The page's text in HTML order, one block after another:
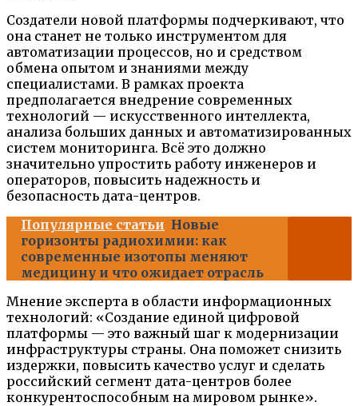
Создатели новой платформы подчеркивают, что
она станет не только инструментом для
автоматизации процессов, но и средством
обмена опытом и знаниями между
специалистами. В рамках проекта
предполагается внедрение современных
технологий — искусственного интеллекта,
анализа больших данных и автоматизированных
систем мониторинга. Всё это должно
значительно упростить работу инженеров и
операторов, повысить надежность и
безопасность дата-центров.
Популярные статьи Новые
горизонты радиохимии: как
современные изотопы меняют
медицину и что ожидает отрасль
Мнение эксперта в области информационных
технологий: «Создание единой цифровой
платформы — это важный шаг к модернизации
инфраструктуры страны. Она поможет снизить
издержки, повысить качество услуг и сделать
российский сегмент дата-центров более
конкурентоспособным на мировом рынке».